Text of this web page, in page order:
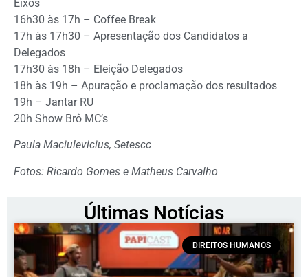
Eixos
16h30 às 17h – Coffee Break
17h às 17h30 – Apresentação dos Candidatos a
Delegados
17h30 às 18h – Eleição Delegados
18h às 19h – Apuração e proclamação dos resultados
19h – Jantar RU
20h Show Brô MC’s
Paula Maciulevicius, Setescc
Fotos: Ricardo Gomes e Matheus Carvalho
Últimas Notícias
DIREITOS HUMANOS